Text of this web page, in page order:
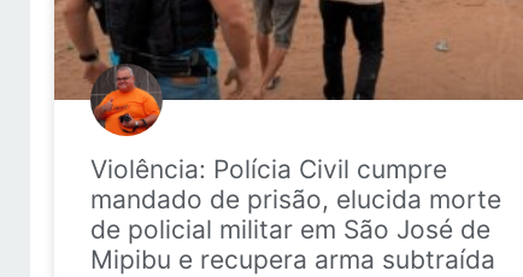
Violência: Polícia Civil cumpre
mandado de prisão, elucida morte
de policial militar em São José de
Mipibu e recupera arma subtraída